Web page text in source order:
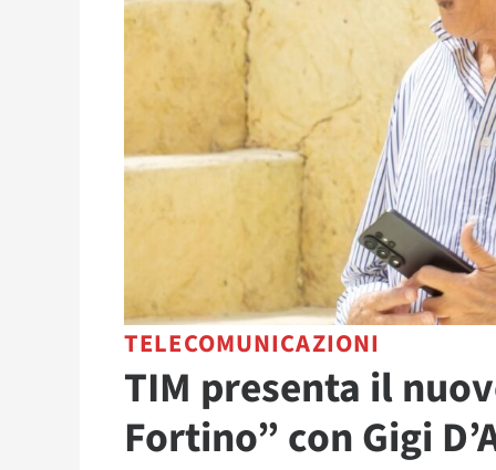
TELECOMUNICAZIONI
TIM presenta il
Fortino” con Gigi